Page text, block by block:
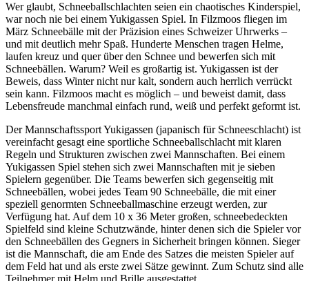
Wer glaubt, Schneeballschlachten seien ein chaotisches Kinderspiel,
war noch nie bei einem Yukigassen Spiel. In Filzmoos fliegen im
März Schneebälle mit der Präzision eines Schweizer Uhrwerks –
und mit deutlich mehr Spaß. Hunderte Menschen tragen Helme,
laufen kreuz und quer über den Schnee und bewerfen sich mit
Schneebällen. Warum? Weil es großartig ist. Yukigassen ist der
Beweis, dass Winter nicht nur kalt, sondern auch herrlich verrückt
sein kann. Filzmoos macht es möglich – und beweist damit, dass
Lebensfreude manchmal einfach rund, weiß und perfekt geformt ist.
Der Mannschaftssport Yukigassen (japanisch für Schneeschlacht) ist
vereinfacht gesagt eine sportliche Schneeballschlacht mit klaren
Regeln und Strukturen zwischen zwei Mannschaften. Bei einem
Yukigassen Spiel stehen sich zwei Mannschaften mit je sieben
Spielern gegenüber. Die Teams bewerfen sich gegenseitig mit
Schneebällen, wobei jedes Team 90 Schneebälle, die mit einer
speziell genormten Schneeballmaschine erzeugt werden, zur
Verfügung hat. Auf dem 10 x 36 Meter großen, schneebedeckten
Spielfeld sind kleine Schutzwände, hinter denen sich die Spieler vor
den Schneebällen des Gegners in Sicherheit bringen können. Sieger
ist die Mannschaft, die am Ende des Satzes die meisten Spieler auf
dem Feld hat und als erste zwei Sätze gewinnt. Zum Schutz sind alle